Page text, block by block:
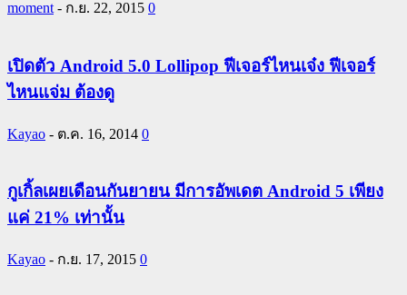
moment - ก.ย. 22, 2015 0
เปิดตัว Android 5.0 Lollipop ฟีเจอร์ไหนเจ๋ง ฟีเจอร์
ไหนแจ่ม ต้องดู
Kayao - ต.ค. 16, 2014 0
กูเกิ้ลเผยเดือนกันยายน มีการอัพเดต Android 5 เพียง
แค่ 21% เท่านั้น
Kayao - ก.ย. 17, 2015 0